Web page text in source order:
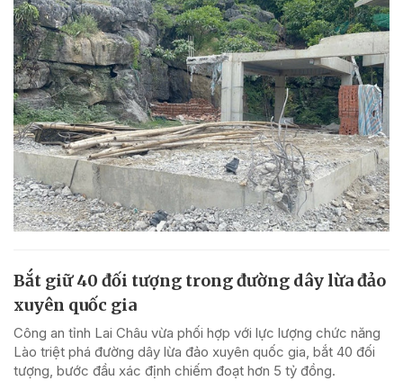
Bắt giữ 40 đối tượng trong đường dây lừa đảo
xuyên quốc gia
Công an tỉnh Lai Châu vừa phối hợp với lực lượng chức năng
Lào triệt phá đường dây lừa đảo xuyên quốc gia, bắt 40 đối
tượng, bước đầu xác định chiếm đoạt hơn 5 tỷ đồng.